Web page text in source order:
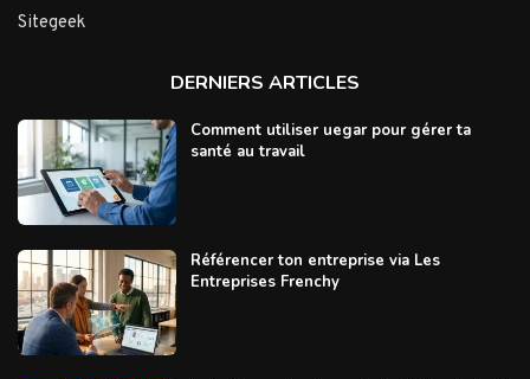
Sitegeek
DERNIERS ARTICLES
Comment utiliser uegar pour gérer ta
santé au travail
Référencer ton entreprise via Les
Entreprises Frenchy